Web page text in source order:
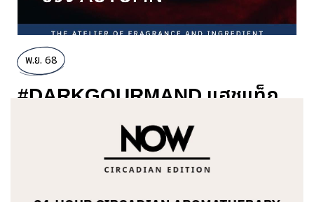
พ.ย. 68
#DARKGOURMAND แฮชแท็ก
น้ำหอมที่มาแรงช่วง AUTUMN